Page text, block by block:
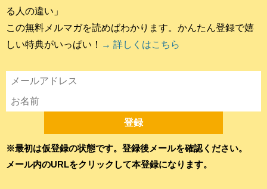
る人の違い」
この無料メルマガを読めばわかります。かんたん登録で嬉
しい特典がいっぱい！ → 詳しくはこちら
※最初は仮登録の状態です。登録後メールを確認ください。
メール内のURLをクリックして本登録になります。